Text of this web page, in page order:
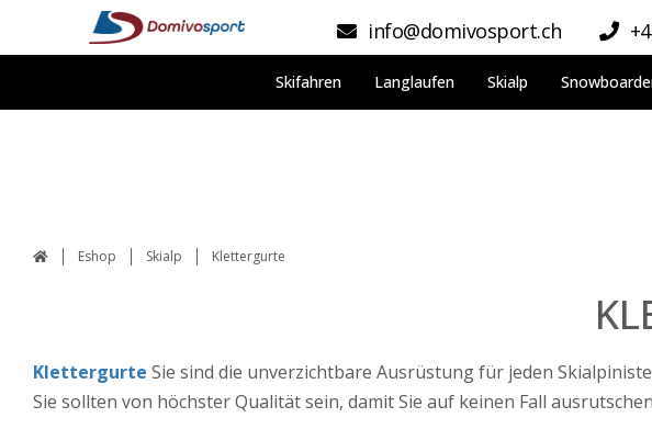
info@domivosport.ch
Skifahren Langlaufen Skialp
Eshop Skialp Klettergurte
Klettergurte Sie sind die unverzichtbare Ausrüstung für jeden
Sie sollten von höchster Qualität sein, damit Sie auf keinen Fall